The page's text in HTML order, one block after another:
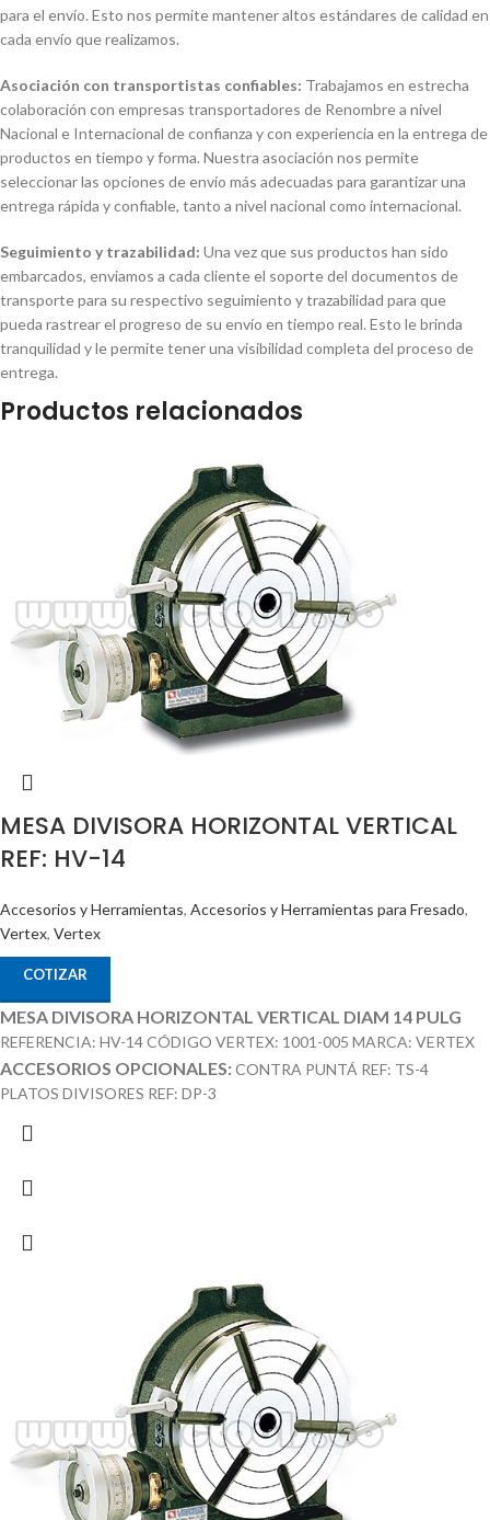
para el envío. Esto nos permite mantener altos estándares de calidad en
cada envío que realizamos.
Asociación con transportistas confiables: Trabajamos en estrecha
colaboración con empresas transportadores de Renombre a nivel
Nacional e Internacional de confianza y con experiencia en la entrega de
productos en tiempo y forma. Nuestra asociación nos permite
seleccionar las opciones de envío más adecuadas para garantizar una
entrega rápida y confiable, tanto a nivel nacional como internacional.
Seguimiento y trazabilidad: Una vez que sus productos han sido
embarcados, enviamos a cada cliente el soporte del documentos de
transporte para su respectivo seguimiento y trazabilidad para que
pueda rastrear el progreso de su envío en tiempo real. Esto le brinda
tranquilidad y le permite tener una visibilidad completa del proceso de
entrega.
Productos relacionados
MESA DIVISORA HORIZONTAL VERTICAL
REF: HV-14
Accesorios y Herramientas, Accesorios y Herramientas para Fresado,
Vertex, Vertex
COTIZAR
MESA DIVISORA HORIZONTAL VERTICAL DIAM 14 PULG
REFERENCIA: HV-14 CÓDIGO VERTEX: 1001-005 MARCA: VERTEX
ACCESORIOS OPCIONALES:CONTRA PUNTÁ REF: TS-4
PLATOS DIVISORES REF: DP-3